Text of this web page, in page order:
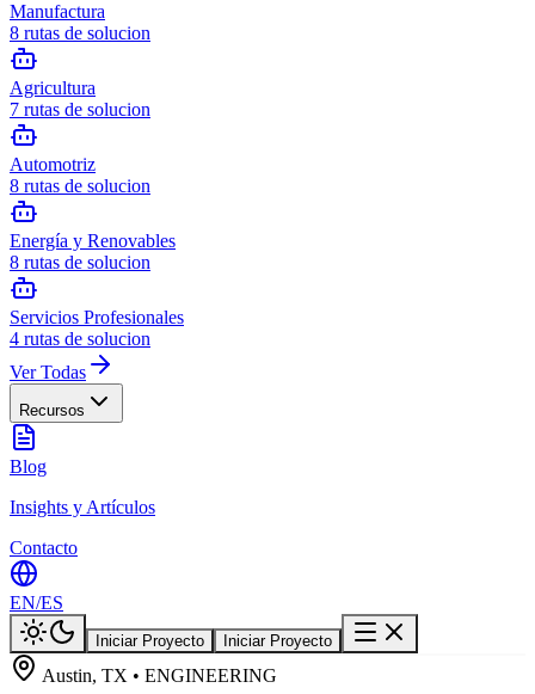
Manufactura
8 rutas de solucion
Agricultura
7 rutas de solucion
Automotriz
8 rutas de solucion
Energía y Renovables
8 rutas de solucion
Servicios Profesionales
4 rutas de solucion
Ver Todas
Recursos
Blog
Insights y Artículos
Contacto
EN/ES
Iniciar Proyecto Iniciar Proyecto
Austin, TX • ENGINEERING